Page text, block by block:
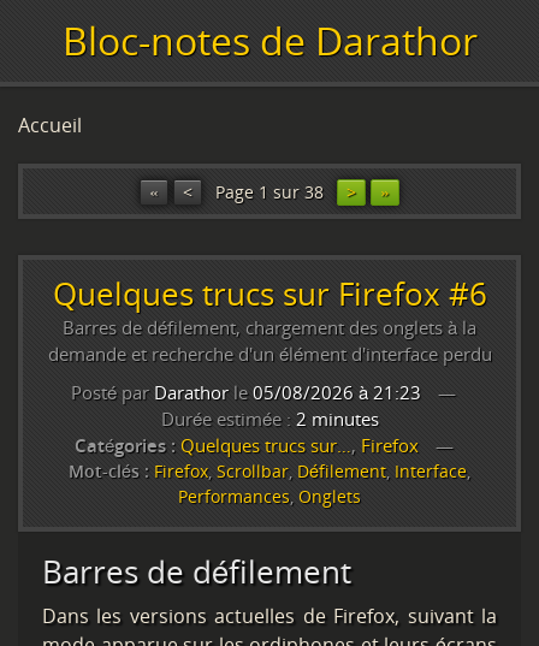
Bloc-notes de Darathor
Accueil
« < Page 1 sur 38 > »
Quelques trucs sur Firefox #6
Barres de défilement, chargement des onglets à la
demande et recherche d'un élément d'interface perdu
Posté par Darathorle05/08/2026 à 21:23
Durée estimée : 2 minutes
Catégories : Quelques trucs sur…, Firefox
Mot-clés : Firefox, Scrollbar, Défilement, Interface,
Performances, Onglets
Barres de défilement
Dans les versions actuelles de Firefox, suivant la